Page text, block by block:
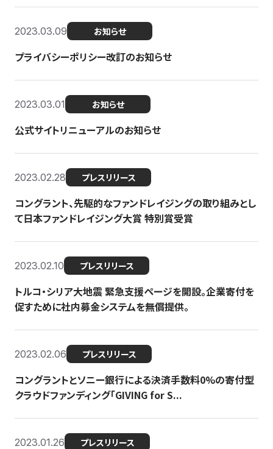
2023.03.09 お知らせ
プライバシーポリシー改訂のお知らせ
2023.03.01 お知らせ
公式サイトリニューアルのお知らせ
2023.02.28 プレスリリース
コングラント、先駆的なファンドレイジングの取り組みとし
て日本ファンドレイジング大賞 特別賞受賞
2023.02.10 プレスリリース
トルコ・シリア大地震 緊急支援ページを開設。企業寄付を
促すために社内募金システムを無償提供。
2023.02.06 プレスリリース
コングラントとソニー銀行による決済手数料0%の寄付型
クラウドファンディング「GIVING for S...
2023.01.26 プレスリリース